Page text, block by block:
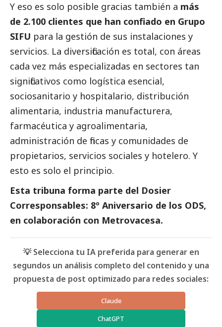
Y eso es solo posible gracias también a más
de 2.100 clientes que han confiado en Grupo
SIFU para la gestión de sus instalaciones y
servicios. La diversificación es total, con áreas
cada vez más especializadas en sectores tan
significativos como logística esencial,
sociosanitario y hospitalario, distribución
alimentaria, industria manufacturera,
farmacéutica y agroalimentaria,
administración de fincas y comunidades de
propietarios, servicios sociales y hotelero. Y
esto es solo el principio.
Esta tribuna forma parte del Dosier
Corresponsables: 8º Aniversario de los ODS,
en colaboración con Metrovacesa.
💡 Selecciona tu IA preferida para generar en
segundos un análisis completo del contenido y una
propuesta de post optimizado para redes sociales:
Claude
ChatGPT